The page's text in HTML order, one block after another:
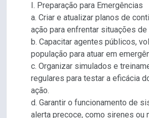
I. Preparação para Emergências
a. Criar e atualizar planos de
ação para enfrentar situações de
b. Capacitar agentes públicos,
população para atuar em
c. Organizar simulados e
regulares para testar a eficácia
ação.
d. Garantir o funcionamento de
alerta precoce, como sirenes ou